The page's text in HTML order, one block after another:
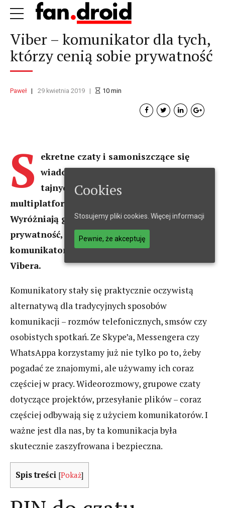
Viber – komunikator dla tych,
którzy cenią sobie prywatność
Paweł 29 kwietnia 2019 10 min
S
ekretne czaty i samoniszczące się
wiadomości? To nie aplikacja dla
tajnych agentów, ale popularny
multiplatformowy komunikator Viber.
Wyróżniają go rozwiązania chroniące
prywatność, a przy tym ma to, co inne
komunikatory. Poznajcie wszystkie możliwości
Vibera.
Komunikatory stały się praktycznie oczywistą
alternatywą dla tradycyjnych sposobów
komunikacji – rozmów telefonicznych, smsów czy
osobistych spotkań. Ze Skype’a, Messengera czy
WhatsAppa korzystamy już nie tylko po to, żeby
pogadać ze znajomymi, ale używamy ich coraz
częściej w pracy. Wideorozmowy, grupowe czaty
dotyczące projektów, przesyłanie plików – coraz
częściej odbywają się z użyciem komunikatorów. I
ważne jest dla nas, by ta komunikacja była
skutecznie zaszyfrowana i bezpieczna.
Spis treści [Pokaż]
Cookies
Stosujemy pliki cookies. Więcej informacji
Pewnie, że akceptuję